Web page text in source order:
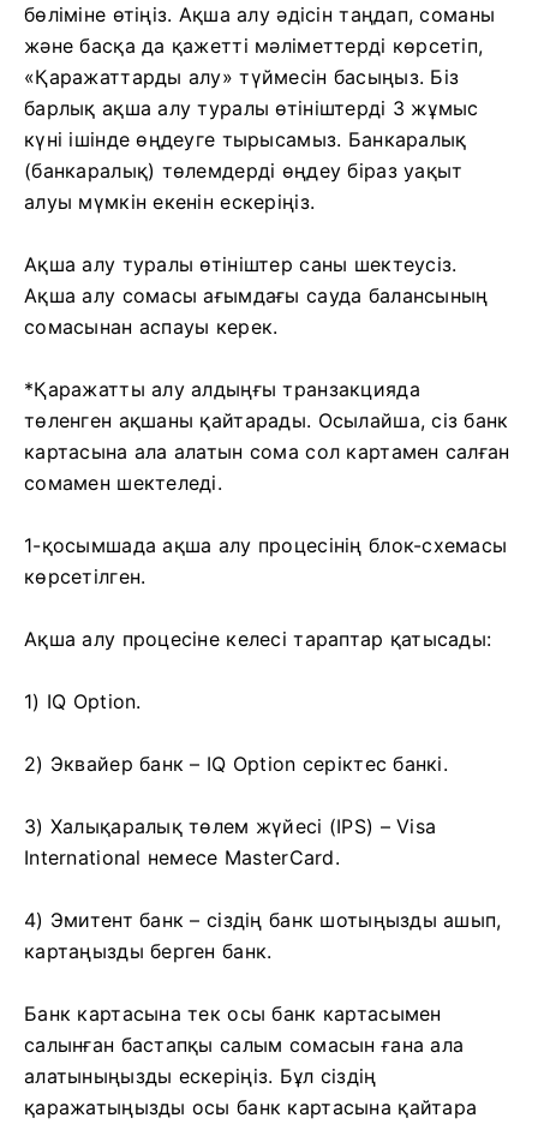
бөліміне өтіңіз. Ақша алу әдісін таңдап, соманы
және басқа да қажетті мәліметтерді көрсетіп,
«Қаражаттарды алу» түймесін басыңыз. Біз
барлық ақша алу туралы өтініштерді 3 жұмыс
күні ішінде өңдеуге тырысамыз. Банкаралық
(банкаралық) төлемдерді өңдеу біраз уақыт
алуы мүмкін екенін ескеріңіз.
Ақша алу туралы өтініштер саны шектеусіз.
Ақша алу сомасы ағымдағы сауда балансының
сомасынан аспауы керек.
*Қаражатты алу алдыңғы транзакцияда
төленген ақшаны қайтарады. Осылайша, сіз банк
картасына ала алатын сома сол картамен салған
сомамен шектеледі.
1-қосымшада ақша алу процесінің блок-схемасы
көрсетілген.
Ақша алу процесіне келесі тараптар қатысады:
1) IQ Option.
2) Эквайер банк – IQ Option серіктес банкі.
3) Халықаралық төлем жүйесі (IPS) – Visa
International немесе MasterCard.
4) Эмитент банк – сіздің банк шотыңызды ашып,
картаңызды берген банк.
Банк картасына тек осы банк картасымен
салынған бастапқы салым сомасын ғана ала
алатыныңызды ескеріңіз. Бұл сіздің
қаражатыңызды осы банк картасына қайтара